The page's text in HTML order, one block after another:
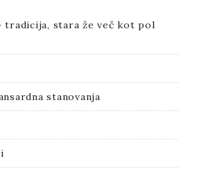
tradicija, stara že več kot pol
stanovanja